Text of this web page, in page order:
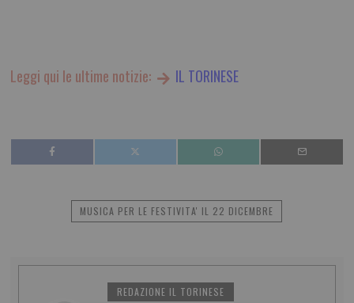
Leggi qui le ultime notizie: IL TORINESE
MUSICA PER LE FESTIVITA' IL 22 DICEMBRE
REDAZIONE IL TORINESE